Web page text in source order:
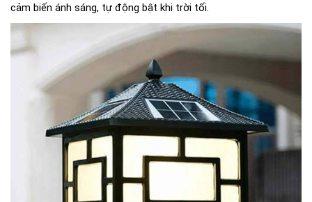
cảm biến ánh sáng, tự động bật khi trời tối.